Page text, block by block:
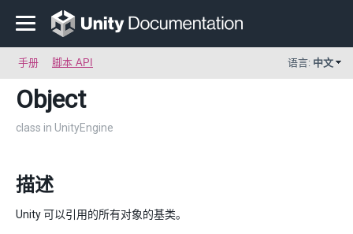
手册 脚本 API 语言: 中文
Object
class in UnityEngine
描述
Unity 可以引用的所有对象的基类。